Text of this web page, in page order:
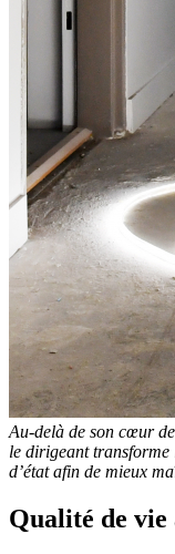
Au-delà de son cœur
le dirigeant transforme
d’état afin de mieux
Qualité de